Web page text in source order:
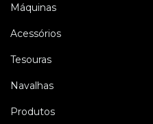
Máquinas
Acessórios
Tesouras
Navalhas
Produtos